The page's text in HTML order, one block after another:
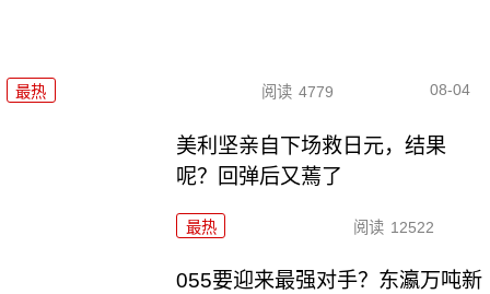
最热 阅读 4779 08-04
美利坚亲自下场救日元，结果
呢？回弹后又蔫了
最热 阅读 12522
055要迎来最强对手？东瀛万吨新